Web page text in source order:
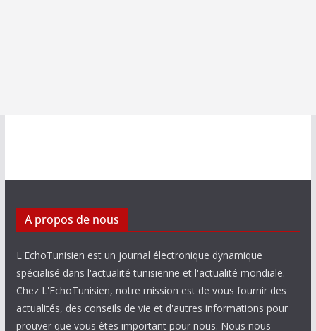
A propos de nous
L'EchoTunisien est un journal électronique dynamique
spécialisé dans l'actualité tunisienne et l'actualité mondiale.
Chez L'EchoTunisien, notre mission est de vous fournir des
actualités, des conseils de vie et d'autres informations pour
prouver que vous êtes important pour nous. Nous nous